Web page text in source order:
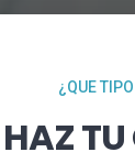
¿QUE
HAZ